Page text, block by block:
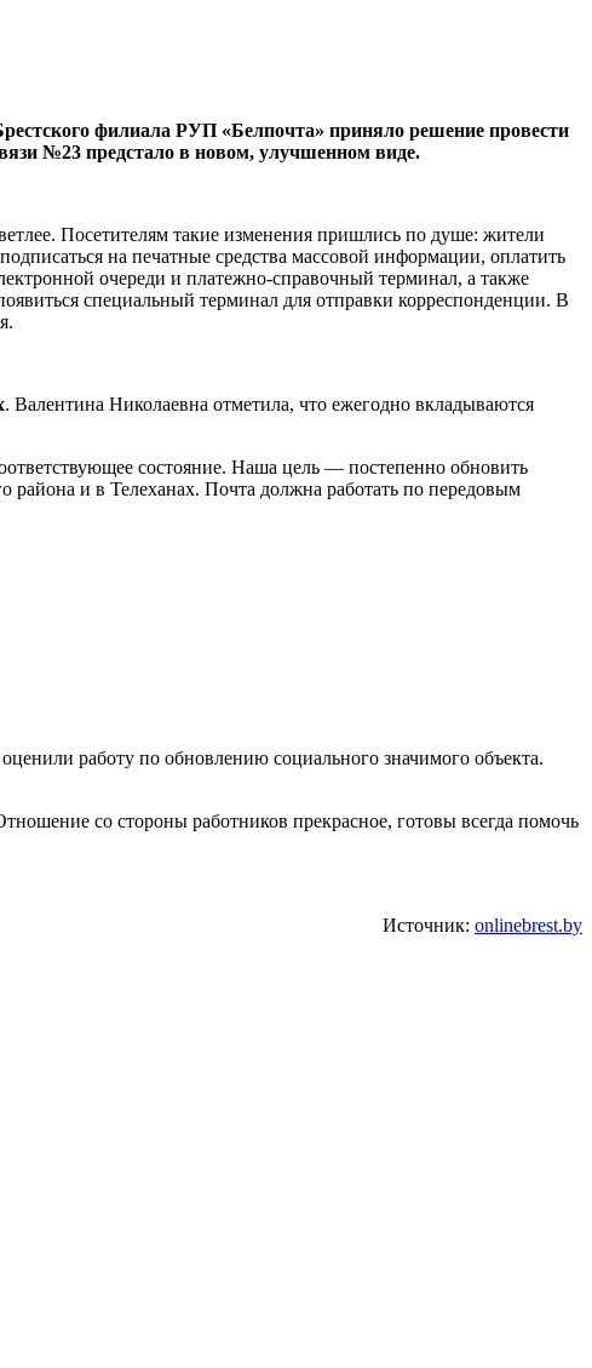
филиала РУП «Белпочта» приняло решение провести
№23 предстало в новом, улучшенном виде.
Посетителям такие изменения пришлись по душе: жители
на печатные средства массовой информации, оплатить
очереди и платежно-справочный терминал, а также
специальный терминал для отправки корреспонденции. В
. Валентина Николаевна отметила, что ежегодно вкладываются
состояние. Наша цель — постепенно обновить
района и в Телеханах. Почта должна работать по передовым
работу по обновлению социального значимого объекта.
со стороны работников прекрасное, готовы всегда помочь
Источник: onlinebrest.by